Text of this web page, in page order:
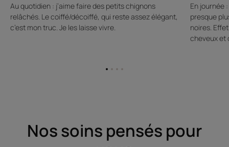
Au quotidien : j’aime faire des petits chignons
relâchés. Le coiffé/décoiffé, qui reste assez élégant,
c’est mon truc. Je les laisse vivre.
En journée
presque
noires.
cheveux et
Aller
AllerAllerAller
Nos soins pensés pour